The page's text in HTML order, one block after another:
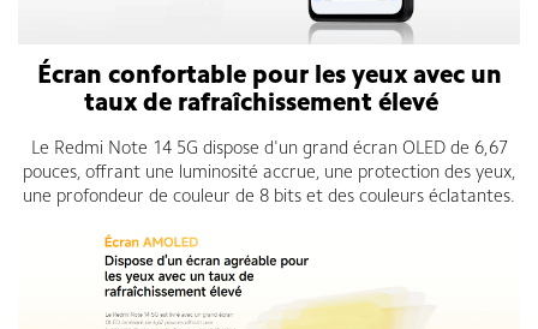
Écran confortable pour les yeux avec un
taux de rafraîchissement élevés
Le Redmi Note 14 5G dispose d'un grand écran OLED de 6,67
pouces, offrant une luminosité accrue, une protection des yeux,
une profondeur de couleur de 8 bits et des couleurs éclatantes.